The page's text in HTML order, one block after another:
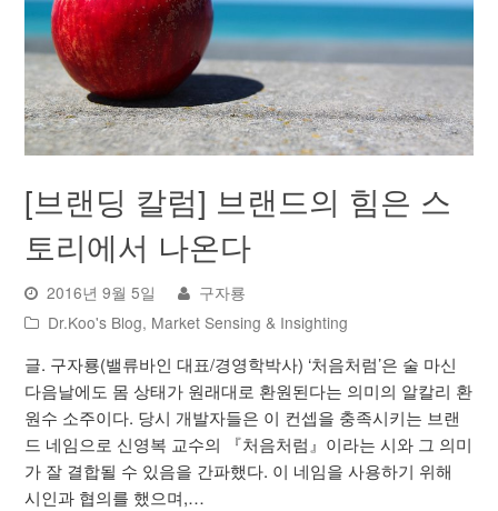
[브랜딩 칼럼] 브랜드의 힘은 스
토리에서 나온다
2016년 9월 5일
구자룡
Dr.Koo's Blog, Market Sensing & Insighting
글. 구자룡(밸류바인 대표/경영학박사) ‘처음처럼’은 술 마신
다음날에도 몸 상태가 원래대로 환원된다는 의미의 알칼리 환
원수 소주이다. 당시 개발자들은 이 컨셉을 충족시키는 브랜
드 네임으로 신영복 교수의 『처음처럼』이라는 시와 그 의미
가 잘 결합될 수 있음을 간파했다. 이 네임을 사용하기 위해
시인과 협의를 했으며,…